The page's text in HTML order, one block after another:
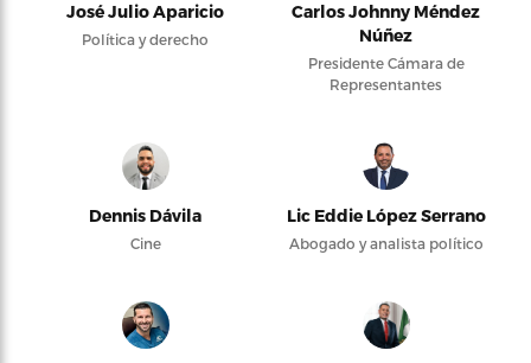
José Julio Aparicio
Política y derecho
Carlos Johnny Méndez
Núñez
Presidente Cámara de
Representantes
Dennis Dávila
Cine
Lic Eddie López Serrano
Abogado y analista político